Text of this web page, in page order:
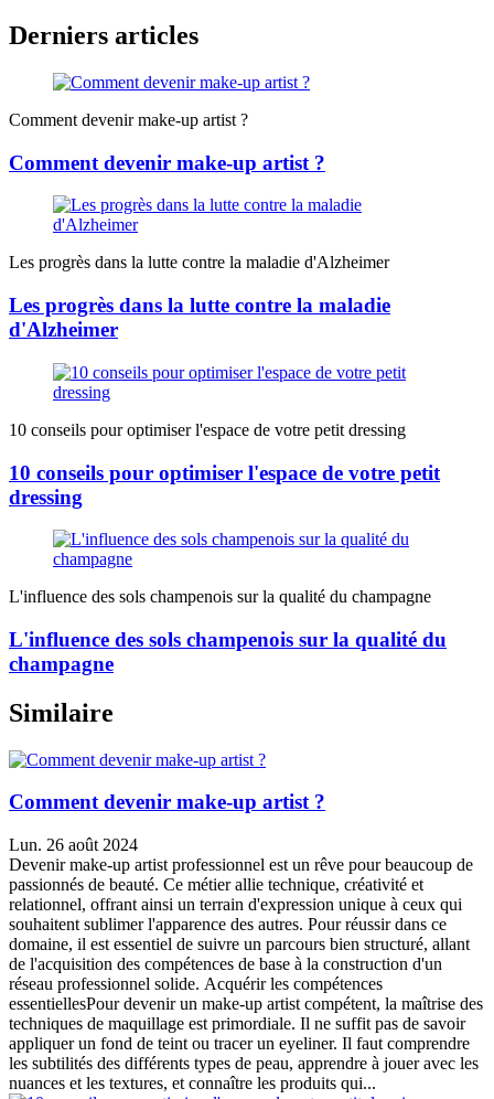
Derniers articles
Comment devenir make-up artist ?
Comment devenir make-up artist ?
Les progrès dans la lutte contre la maladie d'Alzheimer
Les progrès dans la lutte contre la maladie
d'Alzheimer
10 conseils pour optimiser l'espace de votre petit dressing
10 conseils pour optimiser l'espace de votre petit
dressing
L'influence des sols champenois sur la qualité du champagne
L'influence des sols champenois sur la qualité du
champagne
Similaire
Comment devenir make-up artist ?
Lun. 26 août 2024
Devenir make-up artist professionnel est un rêve pour beaucoup de
passionnés de beauté. Ce métier allie technique, créativité et
relationnel, offrant ainsi un terrain d'expression unique à ceux qui
souhaitent sublimer l'apparence des autres. Pour réussir dans ce
domaine, il est essentiel de suivre un parcours bien structuré, allant
de l'acquisition des compétences de base à la construction d'un
réseau professionnel solide. Acquérir les compétences
essentiellesPour devenir un make-up artist compétent, la maîtrise des
techniques de maquillage est primordiale. Il ne suffit pas de savoir
appliquer un fond de teint ou tracer un eyeliner. Il faut comprendre
les subtilités des différents types de peau, apprendre à jouer avec les
nuances et les textures, et connaître les produits qui...